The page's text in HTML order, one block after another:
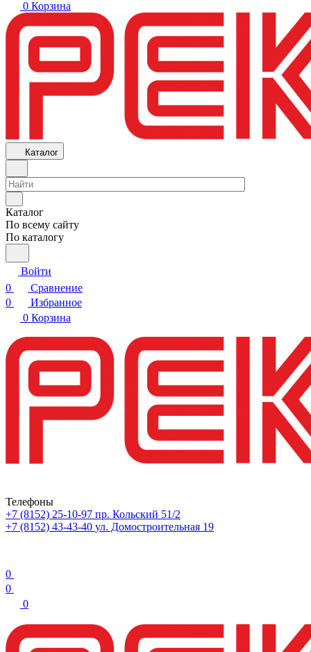
0 Корзина
Каталог
Каталог
По всему сайту
По каталогу
Войти
0
Сравнение
0
Избранное
0 Корзина
Телефоны
+7 (8152) 25-10-97 пр. Кольский 51/2
+7 (8152) 43-43-40 ул. Домостроительная 19
0
0
0